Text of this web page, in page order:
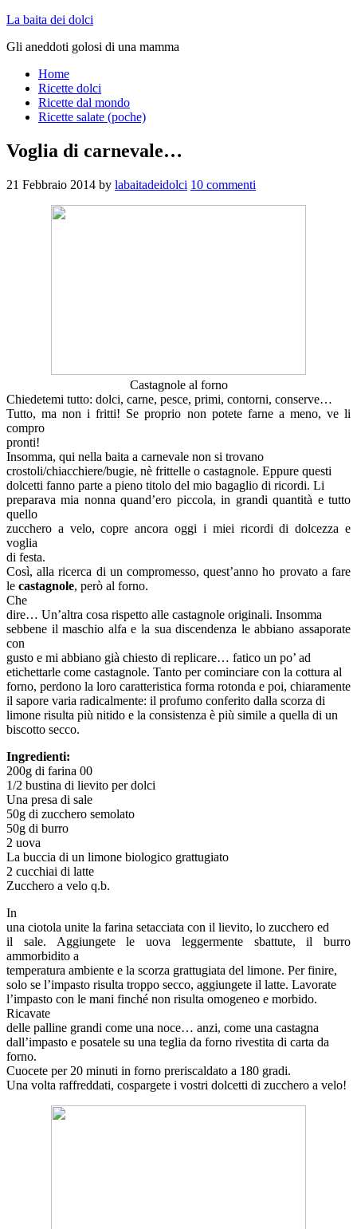
La baita dei dolci
Gli aneddoti golosi di una mamma
Home
Ricette dolci
Ricette dal mondo
Ricette salate (poche)
Voglia di carnevale…
21 Febbraio 2014 by labaitadeidolci 10 commenti
Castagnole al forno
Chiedetemi tutto: dolci, carne, pesce, primi, contorni, conserve…
Tutto, ma non i fritti! Se proprio non potete farne a meno, ve li
compro
pronti!
Insomma, qui nella baita a carnevale non si trovano
crostoli/chiacchiere/bugie, nè frittelle o castagnole. Eppure questi
dolcetti fanno parte a pieno titolo del mio bagaglio di ricordi. Li
preparava mia nonna quand’ero piccola, in grandi quantità e tutto
quello
zucchero a velo, copre ancora oggi i miei ricordi di dolcezza e
voglia
di festa.
Così, alla ricerca di un compromesso, quest’anno ho provato a fare
le castagnole, però al forno.
Che
dire… Un’altra cosa rispetto alle castagnole originali. Insomma
sebbene il maschio alfa e la sua discendenza le abbiano assaporate
con
gusto e mi abbiano già chiesto di replicare… fatico un po’ ad
etichettarle come castagnole. Tanto per cominciare con la cottura al
forno, perdono la loro caratteristica forma rotonda e poi, chiaramente
il sapore varia radicalmente: il profumo conferito dalla scorza di
limone risulta più nitido e la consistenza è più simile a quella di un
biscotto secco.
Ingredienti:
200g di farina 00
1/2 bustina di lievito per dolci
Una presa di sale
50g di zucchero semolato
50g di burro
2 uova
La buccia di un limone biologico grattugiato
2 cucchiai di latte
Zucchero a velo q.b.
In
una ciotola unite la farina setacciata con il lievito, lo zucchero ed
il sale. Aggiungete le uova leggermente sbattute, il burro
ammorbidito a
temperatura ambiente e la scorza grattugiata del limone. Per finire,
solo se l’impasto risulta troppo secco, aggiungete il latte. Lavorate
l’impasto con le mani finché non risulta omogeneo e morbido.
Ricavate
delle palline grandi come una noce… anzi, come una castagna
dall’impasto e posatele su una teglia da forno rivestita di carta da
forno.
Cuocete per 20 minuti in forno preriscaldato a 180 gradi.
Una volta raffreddati, cospargete i vostri dolcetti di zucchero a velo!